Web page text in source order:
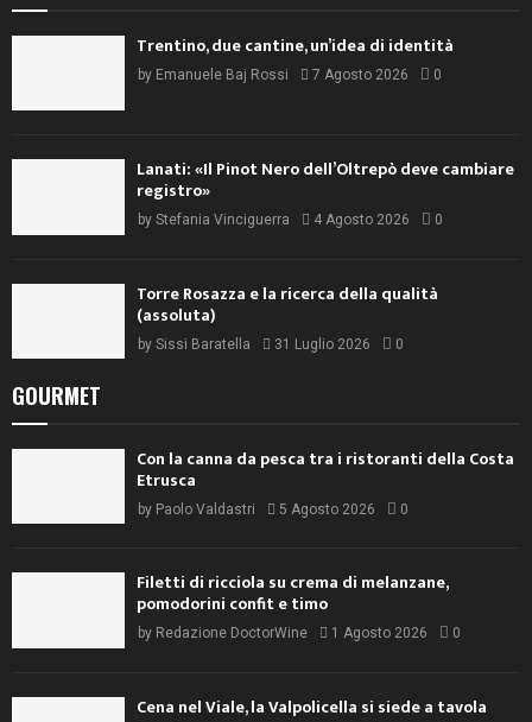
Trentino, due cantine, un’idea di identità
by Emanuele Baj Rossi 7 Agosto 2026 0
Lanati: «Il Pinot Nero dell’Oltrepò deve cambiare
registro»
by Stefania Vinciguerra 4 Agosto 2026 0
Torre Rosazza e la ricerca della qualità
(assoluta)
by Sissi Baratella 31 Luglio 2026 0
GOURMET
Con la canna da pesca tra i ristoranti della Costa
Etrusca
by Paolo Valdastri 5 Agosto 2026 0
Filetti di ricciola su crema di melanzane,
pomodorini confit e timo
by Redazione DoctorWine 1 Agosto 2026 0
Cena nel Viale, la Valpolicella si siede a tavola